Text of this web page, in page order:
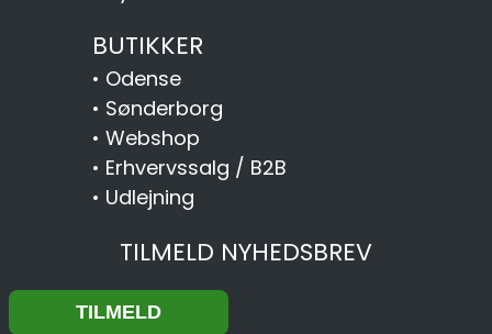
BUTIKKER
• Odense
• Sønderborg
• Webshop
• Erhvervssalg / B2B
• Udlejning
TILMELD NYHEDSBREV